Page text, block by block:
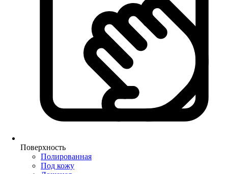
Поверхность
Полированная
Под кожу